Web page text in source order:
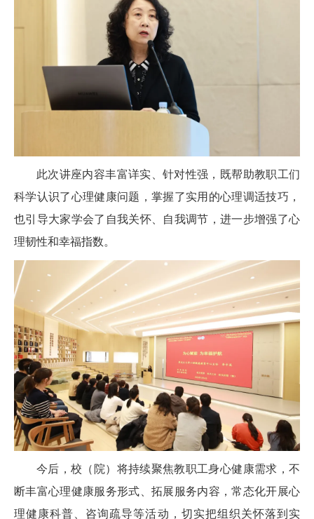
此次讲座内容丰富详实、针对性强，既帮助教职工们
科学认识了心理健康问题，掌握了实用的心理调适技巧，
也引导大家学会了自我关怀、自我调节，进一步增强了心
理韧性和幸福指数。
今后，校（院）将持续聚焦教职工身心健康需求，不
断丰富心理健康服务形式、拓展服务内容，常态化开展心
理健康科普、咨询疏导等活动，切实把组织关怀落到实